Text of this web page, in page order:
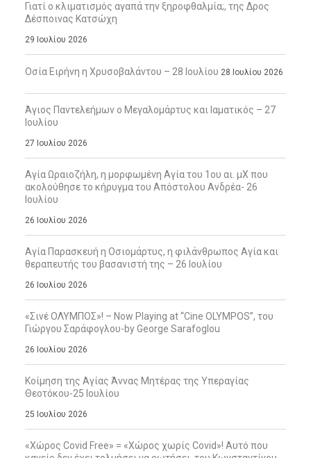
Γιατί ο κλιματισμός αγαπά την ξηροφθαλμία;, της Δρος
Δέσποινας Κατσώχη
29 Ιουλίου 2026
Οσία Ειρήνη η Χρυσοβαλάντου – 28 Ιουλίου 28 Ιουλίου 2026
Άγιος Παντελεήμων ο Μεγαλομάρτυς και Ιαματικός – 27
Ιουλίου
27 Ιουλίου 2026
Αγία Ωραιοζήλη, η μορφωμένη Αγία του 1ου αι. μΧ που
ακολούθησε το κήρυγμα του Απόστολου Ανδρέα- 26
Ιουλίου
26 Ιουλίου 2026
Αγία Παρασκευή η Οσιομάρτυς, η φιλάνθρωπος Αγία και
θεραπευτής του βασανιστή της – 26 Ιουλίου
26 Ιουλίου 2026
«Σινέ ΟΛΥΜΠΟΣ»! – Now Playing at “Cine OLYMPOS”, του
Γιώργου Σαράφογλου-by George Sarafoglou
26 Ιουλίου 2026
Κοίμηση της Αγίας Άννας Μητέρας της Υπεραγίας
Θεοτόκου-25 Ιουλίου
25 Ιουλίου 2026
«Χώρος Covid Free» = «Χώρος χωρίς Covid»! Αυτό που